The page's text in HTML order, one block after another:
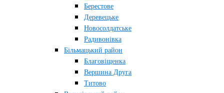
Берестове
Деревецьке
Новосолдатське
Радивонівка
Більмацький район
Благовіщенка
Вершина Друга
Титово